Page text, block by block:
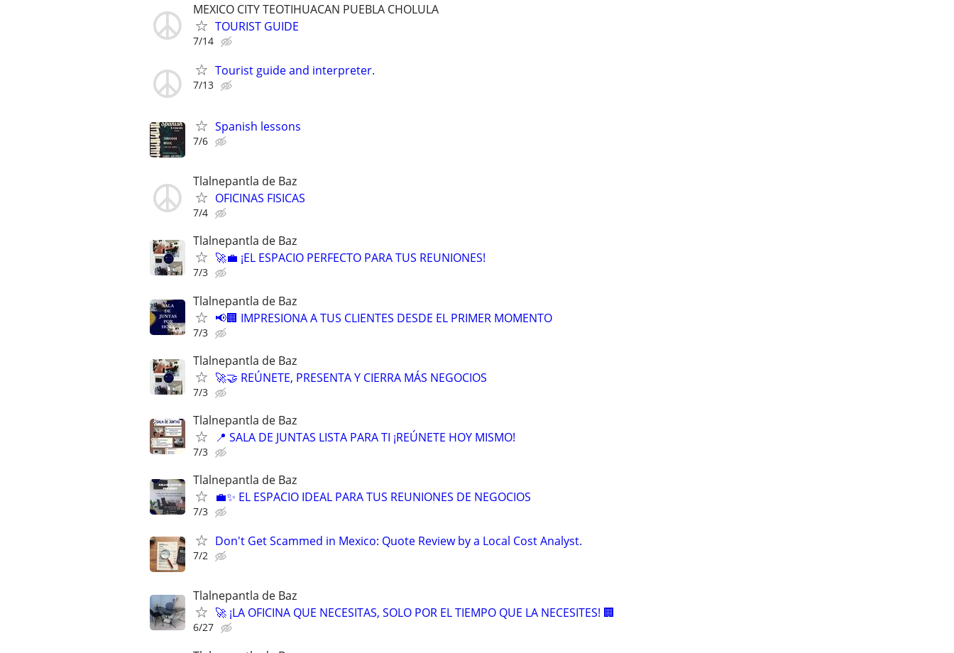
MEXICO CITY TEOTIHUACAN PUEBLA CHOLULA
TOURIST GUIDE
7/14
Tourist guide and interpreter.
7/13
Spanish lessons
7/6
Tlalnepantla de Baz
OFICINAS FISICAS
7/4
Tlalnepantla de Baz
🚀💼 ¡EL ESPACIO PERFECTO PARA TUS REUNIONES!
7/3
Tlalnepantla de Baz
📢🏢 IMPRESIONA A TUS CLIENTES DESDE EL PRIMER MOMENTO
7/3
Tlalnepantla de Baz
🚀🤝 REÚNETE, PRESENTA Y CIERRA MÁS NEGOCIOS
7/3
Tlalnepantla de Baz
📍 SALA DE JUNTAS LISTA PARA TI ¡REÚNETE HOY MISMO!
7/3
Tlalnepantla de Baz
💼✨ EL ESPACIO IDEAL PARA TUS REUNIONES DE NEGOCIOS
7/3
Don't Get Scammed in Mexico: Quote Review by a Local Cost Analyst.
7/2
Tlalnepantla de Baz
🚀 ¡LA OFICINA QUE NECESITAS, SOLO POR EL TIEMPO QUE LA NECESITES! 🏢
6/27